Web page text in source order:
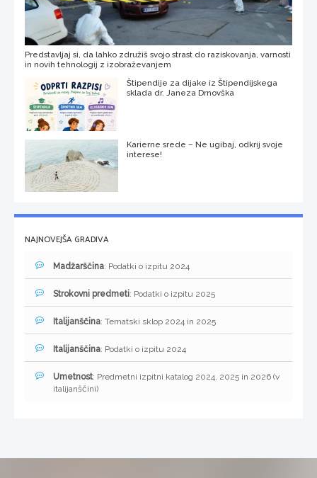
Predstavljaj si, da lahko združiš svojo strast do raziskovanja, varnosti
in novih tehnologij z izobraževanjem
Štipendije za dijake iz Štipendijskega
sklada dr. Janeza Drnovška
Karierne srede – Ne ugibaj, odkrij svoje
interese!
NAJNOVEJŠA GRADIVA
Madžarščina: Podatki o izpitu 2024
Strokovni predmeti: Podatki o izpitu 2025
Italijanščina: Tematski sklop 2024 in 2025
Italijanščina: Podatki o izpitu 2024
Umetnost: Predmetni izpitni katalog 2024, 2025 in 2026 (v
italijanščini)